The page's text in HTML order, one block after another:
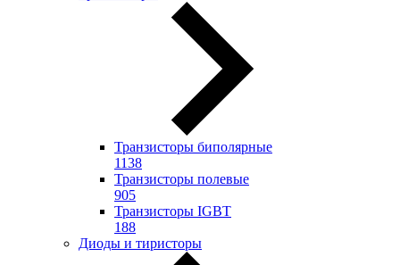
Транзисторы биполярные
1138
Транзисторы полевые
905
Транзисторы IGBT
188
Диоды и тиристоры